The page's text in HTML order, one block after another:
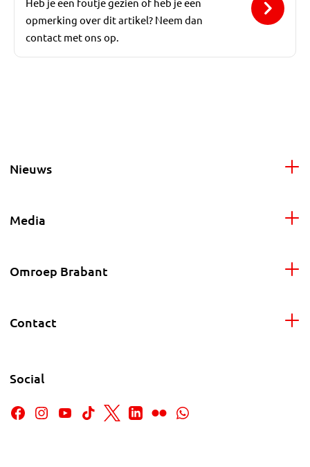
opmerking over dit artikel? Neem dan
contact met ons op.
Nieuws
Media
Omroep Brabant
Contact
Social